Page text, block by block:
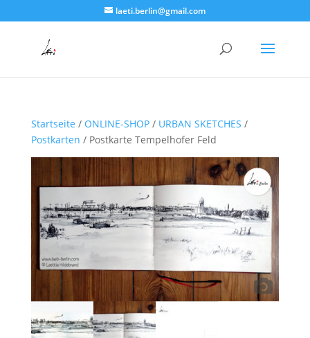
laeti.berlin@gmail.com
Startseite / ONLINE-SHOP/ URBAN SKETCHES /
Postkarten / Postkarte Tempelhofer Feld